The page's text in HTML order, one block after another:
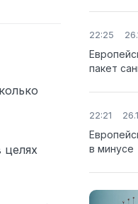
целях
22:25
пакет
22:21
в минусе